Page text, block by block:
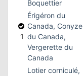
Boquettier
1
Érigéron du
Canada, Conyze
du Canada,
Vergerette du
Canada
Lotier corniculé,